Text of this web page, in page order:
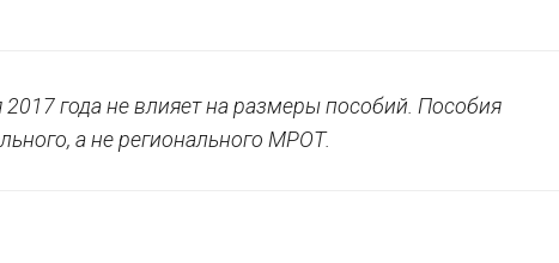
года не влияет на размеры пособий. Пособия
а не регионального МРОТ.